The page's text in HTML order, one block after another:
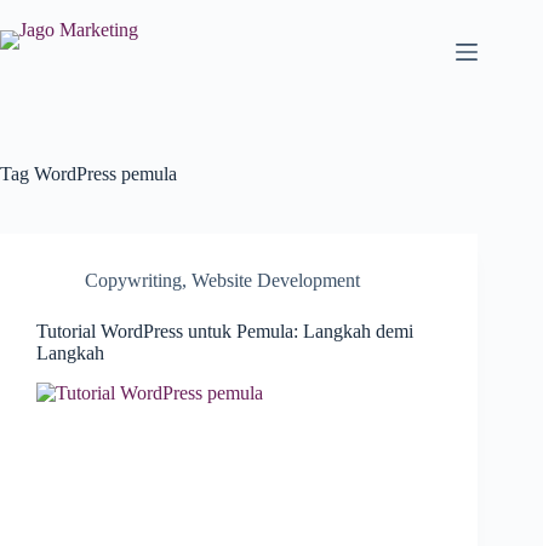
Tag WordPress pemula
Copywriting, Website Development
Tutorial WordPress untuk Pemula: Langkah demi
Langkah